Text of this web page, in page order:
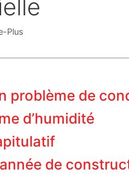
Plus
problème de
d’humidité
de